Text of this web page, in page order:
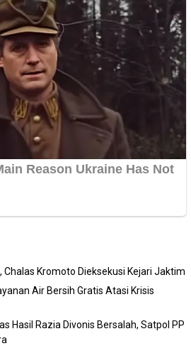
Chalas Kromoto Dieksekusi Kejari Jaktim
Air Bersih Gratis Atasi Krisis
Hasil Razia Divonis Bersalah, Satpol PP